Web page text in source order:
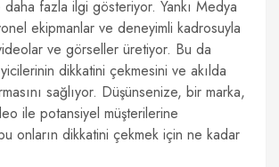
fazla ilgi gösteriyor. Yankı Medya
ekipmanlar ve deneyimli kadrosuyla
ve görseller üretiyor. Bu da
dikkatini çekmesini ve akılda
sağlıyor. Düşünsenize, bir marka,
ile potansiyel müşterilerine
onların dikkatini çekmek için ne kadar